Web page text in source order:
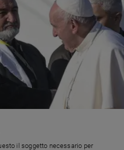
il soggetto necessario per